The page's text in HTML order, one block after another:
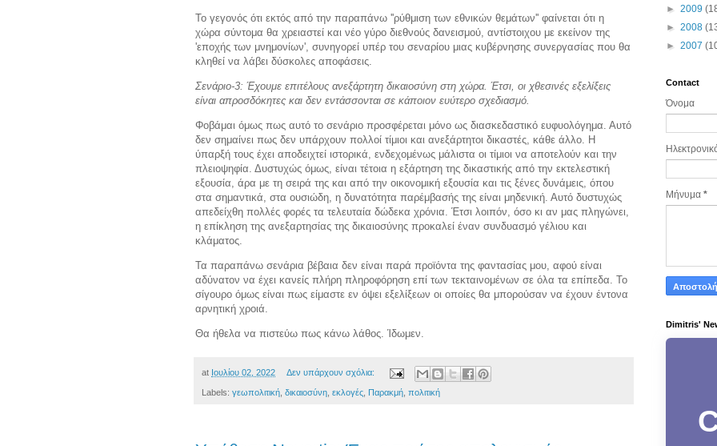
Το γεγονός ότι εκτός από την παραπάνω ''ρύθμιση των εθνικών θεμάτων'' φαίνεται ότι η
χώρα σύντομα θα χρειαστεί και νέο γύρο διεθνούς δανεισμού, αντίστοιχου με εκείνον της
'εποχής των μνημονίων', συνηγορεί υπέρ του σεναρίου μιας κυβέρνησης συνεργασίας που θα
κληθεί να λάβει δύσκολες αποφάσεις.
Σενάριο-3: Έχουμε επιτέλους ανεξάρτητη δικαιοσύνη στη χώρα. Έτσι, οι χθεσινές εξελίξεις
είναι απροσδόκητες και δεν εντάσσονται σε κάποιον ευύτερο σχεδιασμό.
Φοβάμαι όμως πως αυτό το σενάριο προσφέρεται μόνο ως διασκεδαστικό ευφυολόγημα. Αυτό
δεν σημαίνει πως δεν υπάρχουν πολλοί τίμιοι και ανεξάρτητοι δικαστές, κάθε άλλο. Η
ύπαρξή τους έχει αποδειχτεί ιστορικά, ενδεχομένως μάλιστα οι τίμιοι να αποτελούν και την
πλειοψηφία. Δυστυχώς όμως, είναι τέτοια η εξάρτηση της δικαστικής από την εκτελεστική
εξουσία, άρα με τη σειρά της και από την οικονομική εξουσία και τις ξένες δυνάμεις, όπου
στα σημαντικά, στα ουσιώδη, η δυνατότητα παρέμβασής της είναι μηδενική. Αυτό δυστυχώς
απεδείχθη πολλές φορές τα τελευταία δώδεκα χρόνια. Έτσι λοιπόν, όσο κι αν μας πληγώνει,
η επίκληση της ανεξαρτησίας της δικαιοσύνης προκαλεί έναν συνδυασμό γέλιου και
κλάματος.
Τα παραπάνω σενάρια βέβαια δεν είναι παρά προϊόντα της φαντασίας μου, αφού είναι
αδύνατον να έχει κανείς πλήρη πληροφόρηση επί των τεκταινομένων σε όλα τα επίπεδα. Το
σίγουρο όμως είναι πως είμαστε εν όψει εξελίξεων οι οποίες θα μπορούσαν να έχουν έντονα
αρνητική χροιά.
Θα ήθελα να πιστεύω πως κάνω λάθος. Ίδωμεν.
at Ιουλίου 02, 2022 Δεν υπάρχουν σχόλια:
Labels: γεωπολιτική δικαιοσύνη εκλογές Παρακμή πολιτική
► 2009
► 2008
► 2007
Contact
Όνομα
Μήνυμα *
Dimitris'